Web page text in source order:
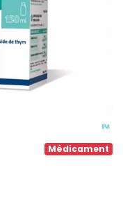
Médicament